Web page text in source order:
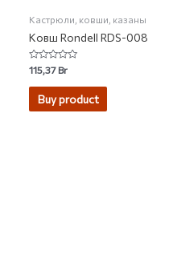
Кастрюли, ковши, казаны
Ковш Rondell RDS-008
Rated
0
out
115,37Br
Buy product